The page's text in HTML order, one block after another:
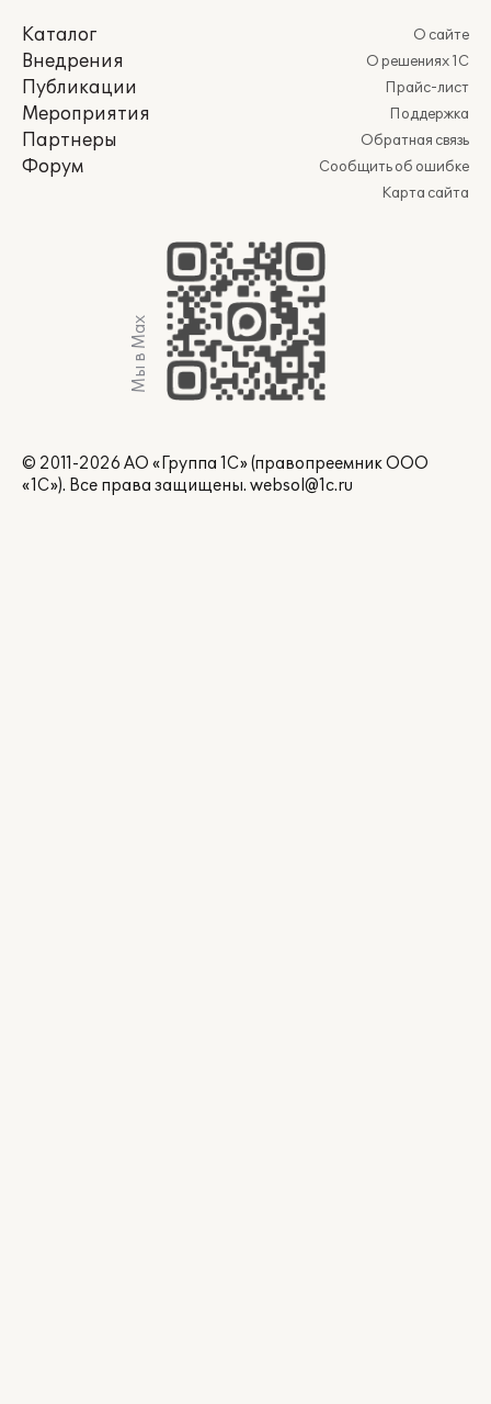
Каталог
Внедрения
Публикации
Мероприятия
Партнеры
Форум
О сайте
О решениях 1С
Прайс-лист
Поддержка
Обратная связь
Сообщить об ошибке
Карта сайта
Мы в Max
© 2011-2026 АО «Группа 1С» (правопреемник ООО
«1С»). Все права защищены. websol@1c.ru